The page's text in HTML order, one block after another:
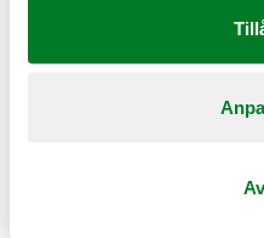
De nya smakerna Iced